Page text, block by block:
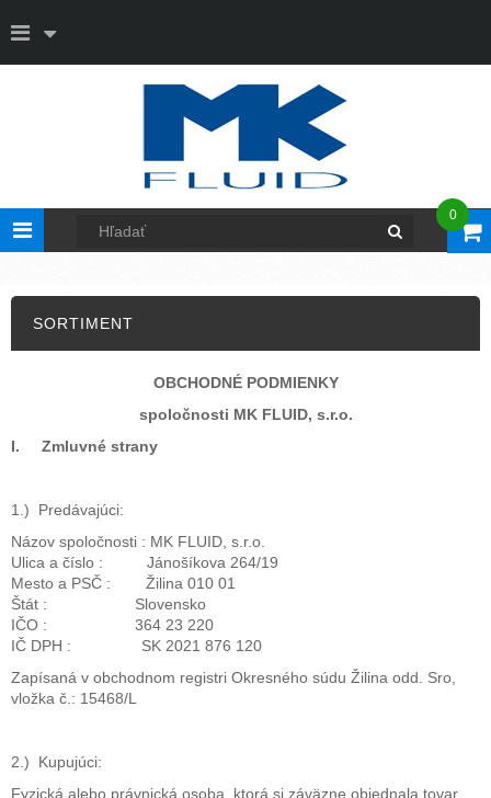
Toggle
navigation
0
SORTIMENT
OBCHODNÉ PODMIENKY
spoločnosti MK FLUID, s.r.o.
I. Zmluvné strany
1.) Predávajúci:
Názov spoločnosti : MK FLUID, s.r.o.
Ulica a číslo : Jánošíkova 264/19
Mesto a PSČ : Žilina 010 01
Štát : Slovensko
IČO : 364 23 220
IČ DPH : SK 2021 876 120
Zapísaná v obchodnom registri Okresného súdu Žilina odd. Sro,
vložka č.: 15468/L
2.) Kupujúci:
Fyzická alebo právnická osoba, ktorá si záväzne objednala tovar